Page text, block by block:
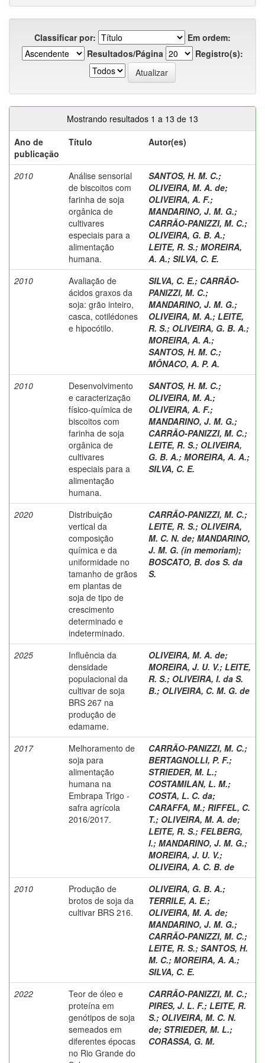
Classificar por:
Em ordem:
Resultados/Página
Registro(s):
Mostrando resultados 1 a 13 de 13
Ano de
publicação
Título Autor(es)
2010
Análise sensorial
de biscoitos com
farinha de soja
orgânica de
cultivares
especiais para a
alimentação
humana.
SANTOS, H. M. C.;
OLIVEIRA, M. A. de;
OLIVEIRA, A. F.;
MANDARINO, J. M. G.;
CARRÃO-PANIZZI, M. C.;
OLIVEIRA, G. B. A.;
LEITE, R. S.; MOREIRA,
A. A.; SILVA, C. E.
2010
Avaliação de
ácidos graxos da
soja: grão inteiro,
casca, cotilédones
e hipocótilo.
SILVA, C. E.; CARRÃO-
PANIZZI, M. C.;
MANDARINO, J. M. G.;
OLIVEIRA, M. A.; LEITE,
R. S.; OLIVEIRA, G. B. A.;
MOREIRA, A. A.;
SANTOS, H. M. C.;
MÔNACO, A. P. A.
2010
Desenvolvimento
e caracterização
físico-química de
biscoitos com
farinha de soja
orgânica de
cultivares
especiais para a
alimentação
humana.
SANTOS, H. M. C.;
OLIVEIRA, M. A.;
OLIVEIRA, A. F.;
MANDARINO, J. M. G.;
CARRÃO-PANIZZI, M. C.;
LEITE, R. S.; OLIVEIRA,
G. B. A.; MOREIRA, A. A.;
SILVA, C. E.
2020
Distribuição
vertical da
composição
química e da
uniformidade no
tamanho de grãos
em plantas de
soja de tipo de
crescimento
determinado e
indeterminado.
CARRÃO-PANIZZI, M. C.;
LEITE, R. S.; OLIVEIRA,
M. C. N. de; MANDARINO,
J. M. G. (in memoriam);
BOSCATO, B. dos S. da
S.
2025
Influência da
densidade
populacional da
cultivar de soja
BRS 267 na
produção de
edamame.
OLIVEIRA, M. A. de;
MOREIRA, J. U. V.; LEITE,
R. S.; OLIVEIRA, I. da S.
B.; OLIVEIRA, C. M. G. de
2017
Melhoramento de
soja para
alimentação
humana na
Embrapa Trigo -
safra agrícola
2016/2017.
CARRÃO-PANIZZI, M. C.;
BERTAGNOLLI, P. F.;
STRIEDER, M. L.;
COSTAMILAN, L. M.;
COSTA, L. C. da;
CARAFFA, M.; RIFFEL, C.
T.; OLIVEIRA, M. A. de;
LEITE, R. S.; FELBERG,
I.; MANDARINO, J. M. G.;
MOREIRA, J. U. V.;
OLIVEIRA, A. C. B. de
2010
Produção de
brotos de soja da
cultivar BRS 216.
OLIVEIRA, G. B. A.;
TERRILE, A. E.;
OLIVEIRA, M. A. de;
MANDARINO, J. M. G.;
CARRÃO-PANIZZI, M. C.;
LEITE, R. S.; SANTOS, H.
M. C.; MOREIRA, A. A.;
SILVA, C. E.
2022
Teor de óleo e
proteína em
genótipos de soja
semeados em
diferentes épocas
no Rio Grande do
CARRÃO-PANIZZI, M. C.;
PIRES, J. L. F.; LEITE, R.
S.; OLIVEIRA, M. C. N.
de; STRIEDER, M. L.;
CORASSA, G. M.